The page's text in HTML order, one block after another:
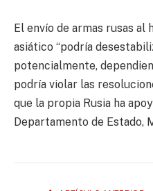
El envío de armas rusas
asiático “podría
potencialmente,
podría violar las
que la propia Rusia ha
Departamento de Estado,